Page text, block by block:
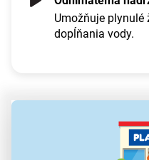
Umožňuje plynulé
dopĺňania vody.